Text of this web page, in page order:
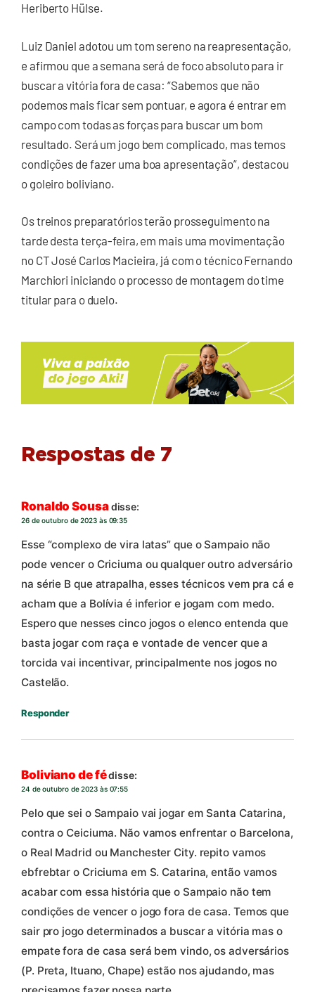
Heriberto Hülse.
Luiz Daniel adotou um tom sereno na reapresentação,
e afirmou que a semana será de foco absoluto para ir
buscar a vitória fora de casa: “Sabemos que não
podemos mais ficar sem pontuar, e agora é entrar em
campo com todas as forças para buscar um bom
resultado. Será um jogo bem complicado, mas temos
condições de fazer uma boa apresentação”, destacou
o goleiro boliviano.
Os treinos preparatórios terão prosseguimento na
tarde desta terça-feira, em mais uma movimentação
no CT José Carlos Macieira, já com o técnico Fernando
Marchiori iniciando o processo de montagem do time
titular para o duelo.
Respostas de 7
Ronaldo Sousadisse:
26 de outubro de 2023 às 09:35
Esse “complexo de vira latas” que o Sampaio não
pode vencer o Criciuma ou qualquer outro adversário
na série B que atrapalha, esses técnicos vem pra cá e
acham que a Bolívia é inferior e jogam com medo.
Espero que nesses cinco jogos o elenco entenda que
basta jogar com raça e vontade de vencer que a
torcida vai incentivar, principalmente nos jogos no
Castelão.
Responder
Boliviano de fédisse:
24 de outubro de 2023 às 07:55
Pelo que sei o Sampaio vai jogar em Santa Catarina,
contra o Ceiciuma. Não vamos enfrentar o Barcelona,
o Real Madrid ou Manchester City. repito vamos
ebfrebtar o Criciuma em S. Catarina, então vamos
acabar com essa história que o Sampaio não tem
condições de vencer o jogo fora de casa. Temos que
sair pro jogo determinados a buscar a vitória mas o
empate fora de casa será bem vindo, os adversários
(P. Preta, Ituano, Chape) estão nos ajudando, mas